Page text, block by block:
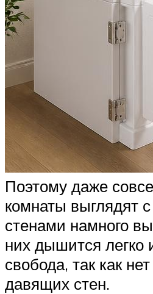
Поэтому даже
комнаты выглядят
стенами намного
них дышится легко
свобода, так как
давящих стен.